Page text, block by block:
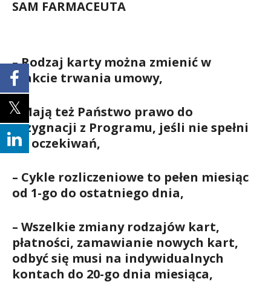
SAM FARMACEUTA
– Rodzaj karty można zmienić w
trakcie trwania umowy,
– Mają też Państwo prawo do
rezygnacji z Programu, jeśli nie spełni
on oczekiwań,
– Cykle rozliczeniowe to pełen miesiąc
od 1-go do ostatniego dnia,
– Wszelkie zmiany rodzajów kart,
płatności, zamawianie nowych kart,
odbyć się musi na indywidualnych
kontach do 20-go dnia miesiąca,